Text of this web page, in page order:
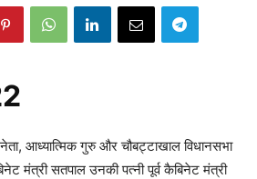
नेता, आध्यात्मिक गुरु और चौबट्टाखाल विधानसभा
मंत्री सतपाल उनकी पत्नी पूर्व कैबिनेट मंत्री